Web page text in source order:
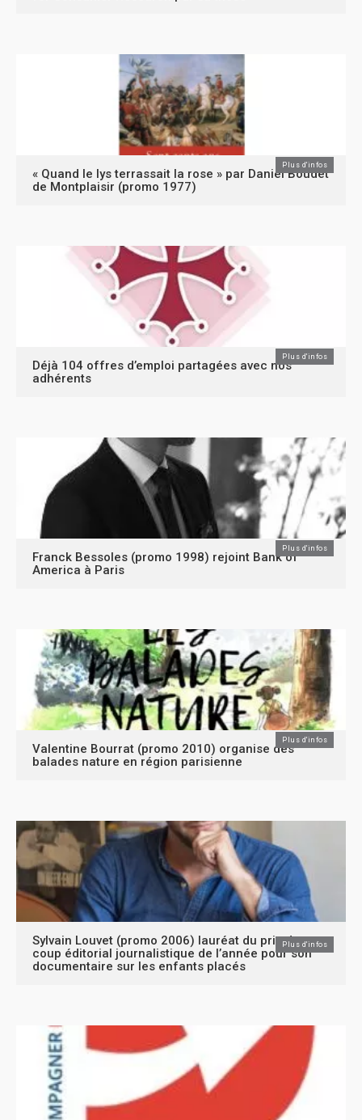
« Quand le lys terrassait la rose » par Daniel Boudet
de Montplaisir (promo 1977)
Plus d'infos
Déjà 104 offres d’emploi partagées avec nos
adhérents
Plus d'infos
Franck Bessoles (promo 1998) rejoint Bank of
America à Paris
Plus d'infos
Valentine Bourrat (promo 2010) organise des
balades nature en région parisienne
Plus d'infos
Sylvain Louvet (promo 2006) lauréat du prix du
coup éditorial journalistique de l’année pour son
documentaire sur les enfants placés
Plus d'infos